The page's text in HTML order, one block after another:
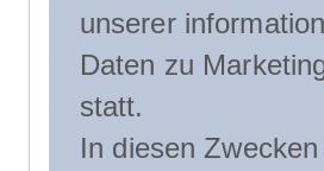
unserer
Daten zu
statt.
In diesen